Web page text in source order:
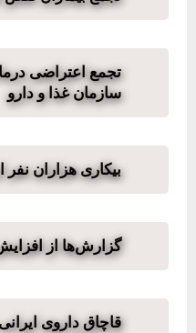
تجمع اعتراضی
سازمان غذا و دارو
بیکاری هزاران
گزارش‌ها از
قاچاق داروی